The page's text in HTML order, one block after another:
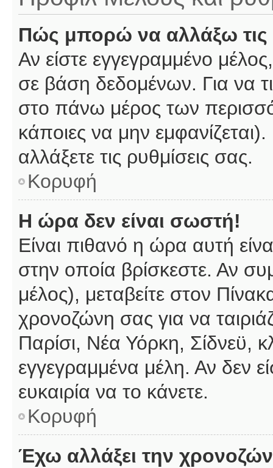
Πώς μπορώ να αλλάξω τις
Αν είστε εγγεγραμμένο
σε βάση δεδομένων. Για να
στο πάνω μέρος των
κάποιες να μην
αλλάξετε τις ρυθμίσεις σας.
Κορυφή
Η ώρα δεν είναι σωστή!
Είναι πιθανό η ώρα αυτή
στην οποία βρίσκεστε. Αν
μέλος), μεταβείτε στον
χρονοζώνη σας για να
Παρίσι, Νέα Υόρκη, Σίδνεϋ,
εγγεγραμμένα μέλη. Αν δεν
ευκαιρία να το κάνετε.
Κορυφή
Έχω αλλάξει την